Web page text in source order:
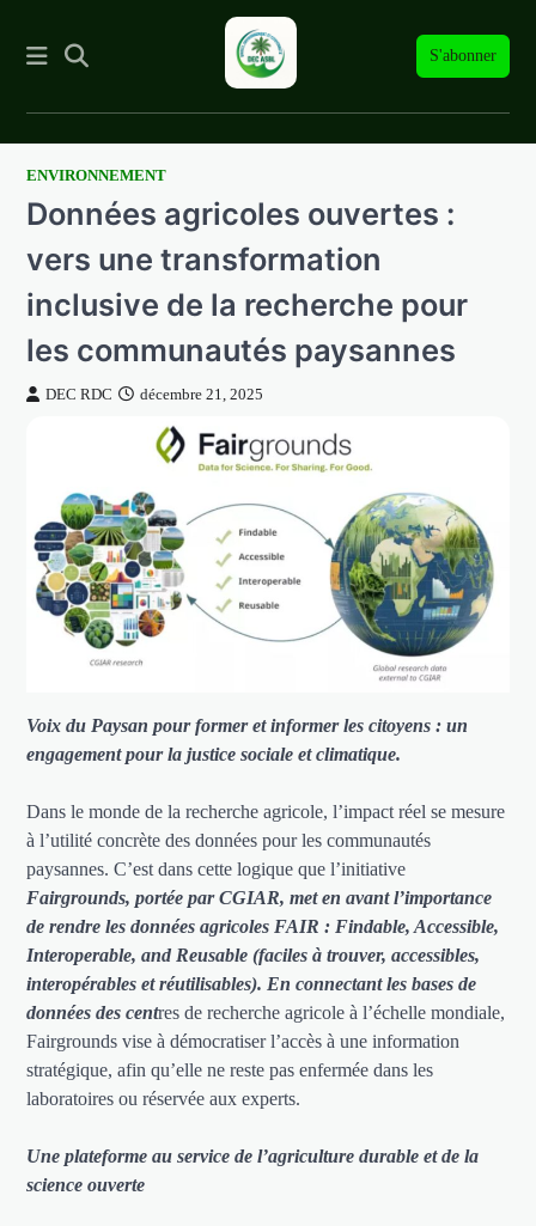
S'abonner
SkipENVIRONNEMENT
Données agricoles ouvertes :
vers une transformation
inclusive de la recherche pour
les communautés paysannes
DEC RDC décembre 21, 2025
Voix du Paysan pour former et informer les citoyens : un
engagement pour la justice sociale et climatique.
Dans le monde de la recherche agricole, l’impact réel se mesure
à l’utilité concrète des données pour les communautés
paysannes. C’est dans cette logique que l’initiative
Fairgrounds, portée par CGIAR, met en avant l’importance
de rendre les données agricoles FAIR : Findable, Accessible,
Interoperable, and Reusable(faciles à trouver, accessibles,
interopérables et réutilisables). En connectant les bases de
données des centres de recherche agricole à l’échelle mondiale,
Fairgrounds vise à démocratiser l’accès à une information
stratégique, afin qu’elle ne reste pas enfermée dans les
laboratoires ou réservée aux experts.
Une plateforme au service de l’agriculture durable et de la
science ouverte